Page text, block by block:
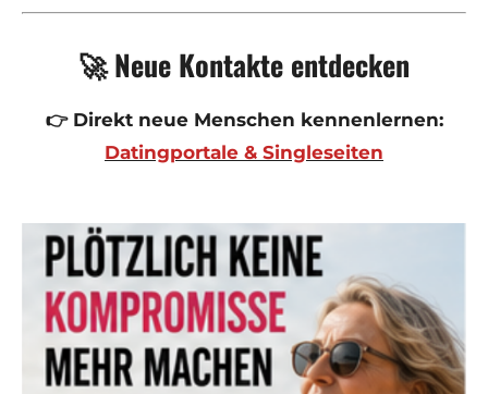
🚀 Neue Kontakte entdecken
👉 Direkt neue Menschen kennenlernen:
Datingportale & Singleseiten